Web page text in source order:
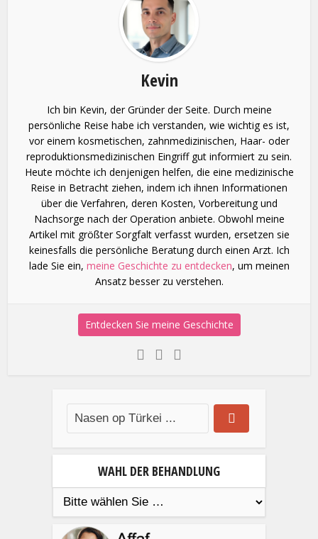
Kevin
Ich bin Kevin, der Gründer der Seite. Durch meine
persönliche Reise habe ich verstanden, wie wichtig es ist,
vor einem kosmetischen, zahnmedizinischen, Haar- oder
reproduktionsmedizinischen Eingriff gut informiert zu sein.
Heute möchte ich denjenigen helfen, die eine medizinische
Reise in Betracht ziehen, indem ich ihnen Informationen
über die Verfahren, deren Kosten, Vorbereitung und
Nachsorge nach der Operation anbiete. Obwohl meine
Artikel mit größter Sorgfalt verfasst wurden, ersetzen sie
keinesfalls die persönliche Beratung durch einen Arzt. Ich
lade Sie ein, meine Geschichte zu entdecken, um meinen
Ansatz besser zu verstehen.
Entdecken Sie meine Geschichte
WAHL DER BEHANDLUNG